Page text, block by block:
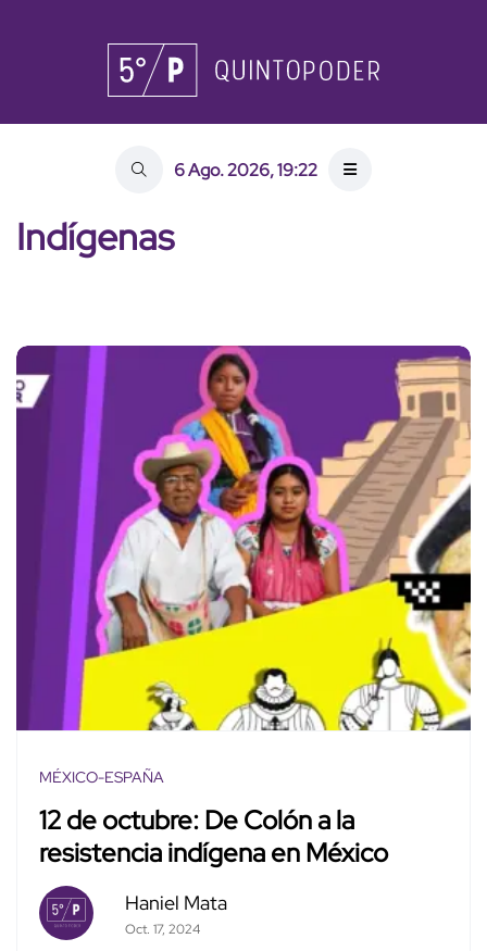
6 Ago. 2026, 19:22
Indígenas
MÉXICO-ESPAÑA
12 de octubre: De Colón a la
resistencia indígena en México
Haniel Mata
Oct. 17, 2024